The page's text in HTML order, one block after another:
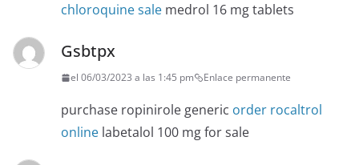
chloroquine sale medrol 16 mg tablets
Gsbtpx
el 06/03/2023 a las 1:45 pm Enlace permanente
purchase ropinirole generic order rocaltrol
online labetalol 100 mg for sale